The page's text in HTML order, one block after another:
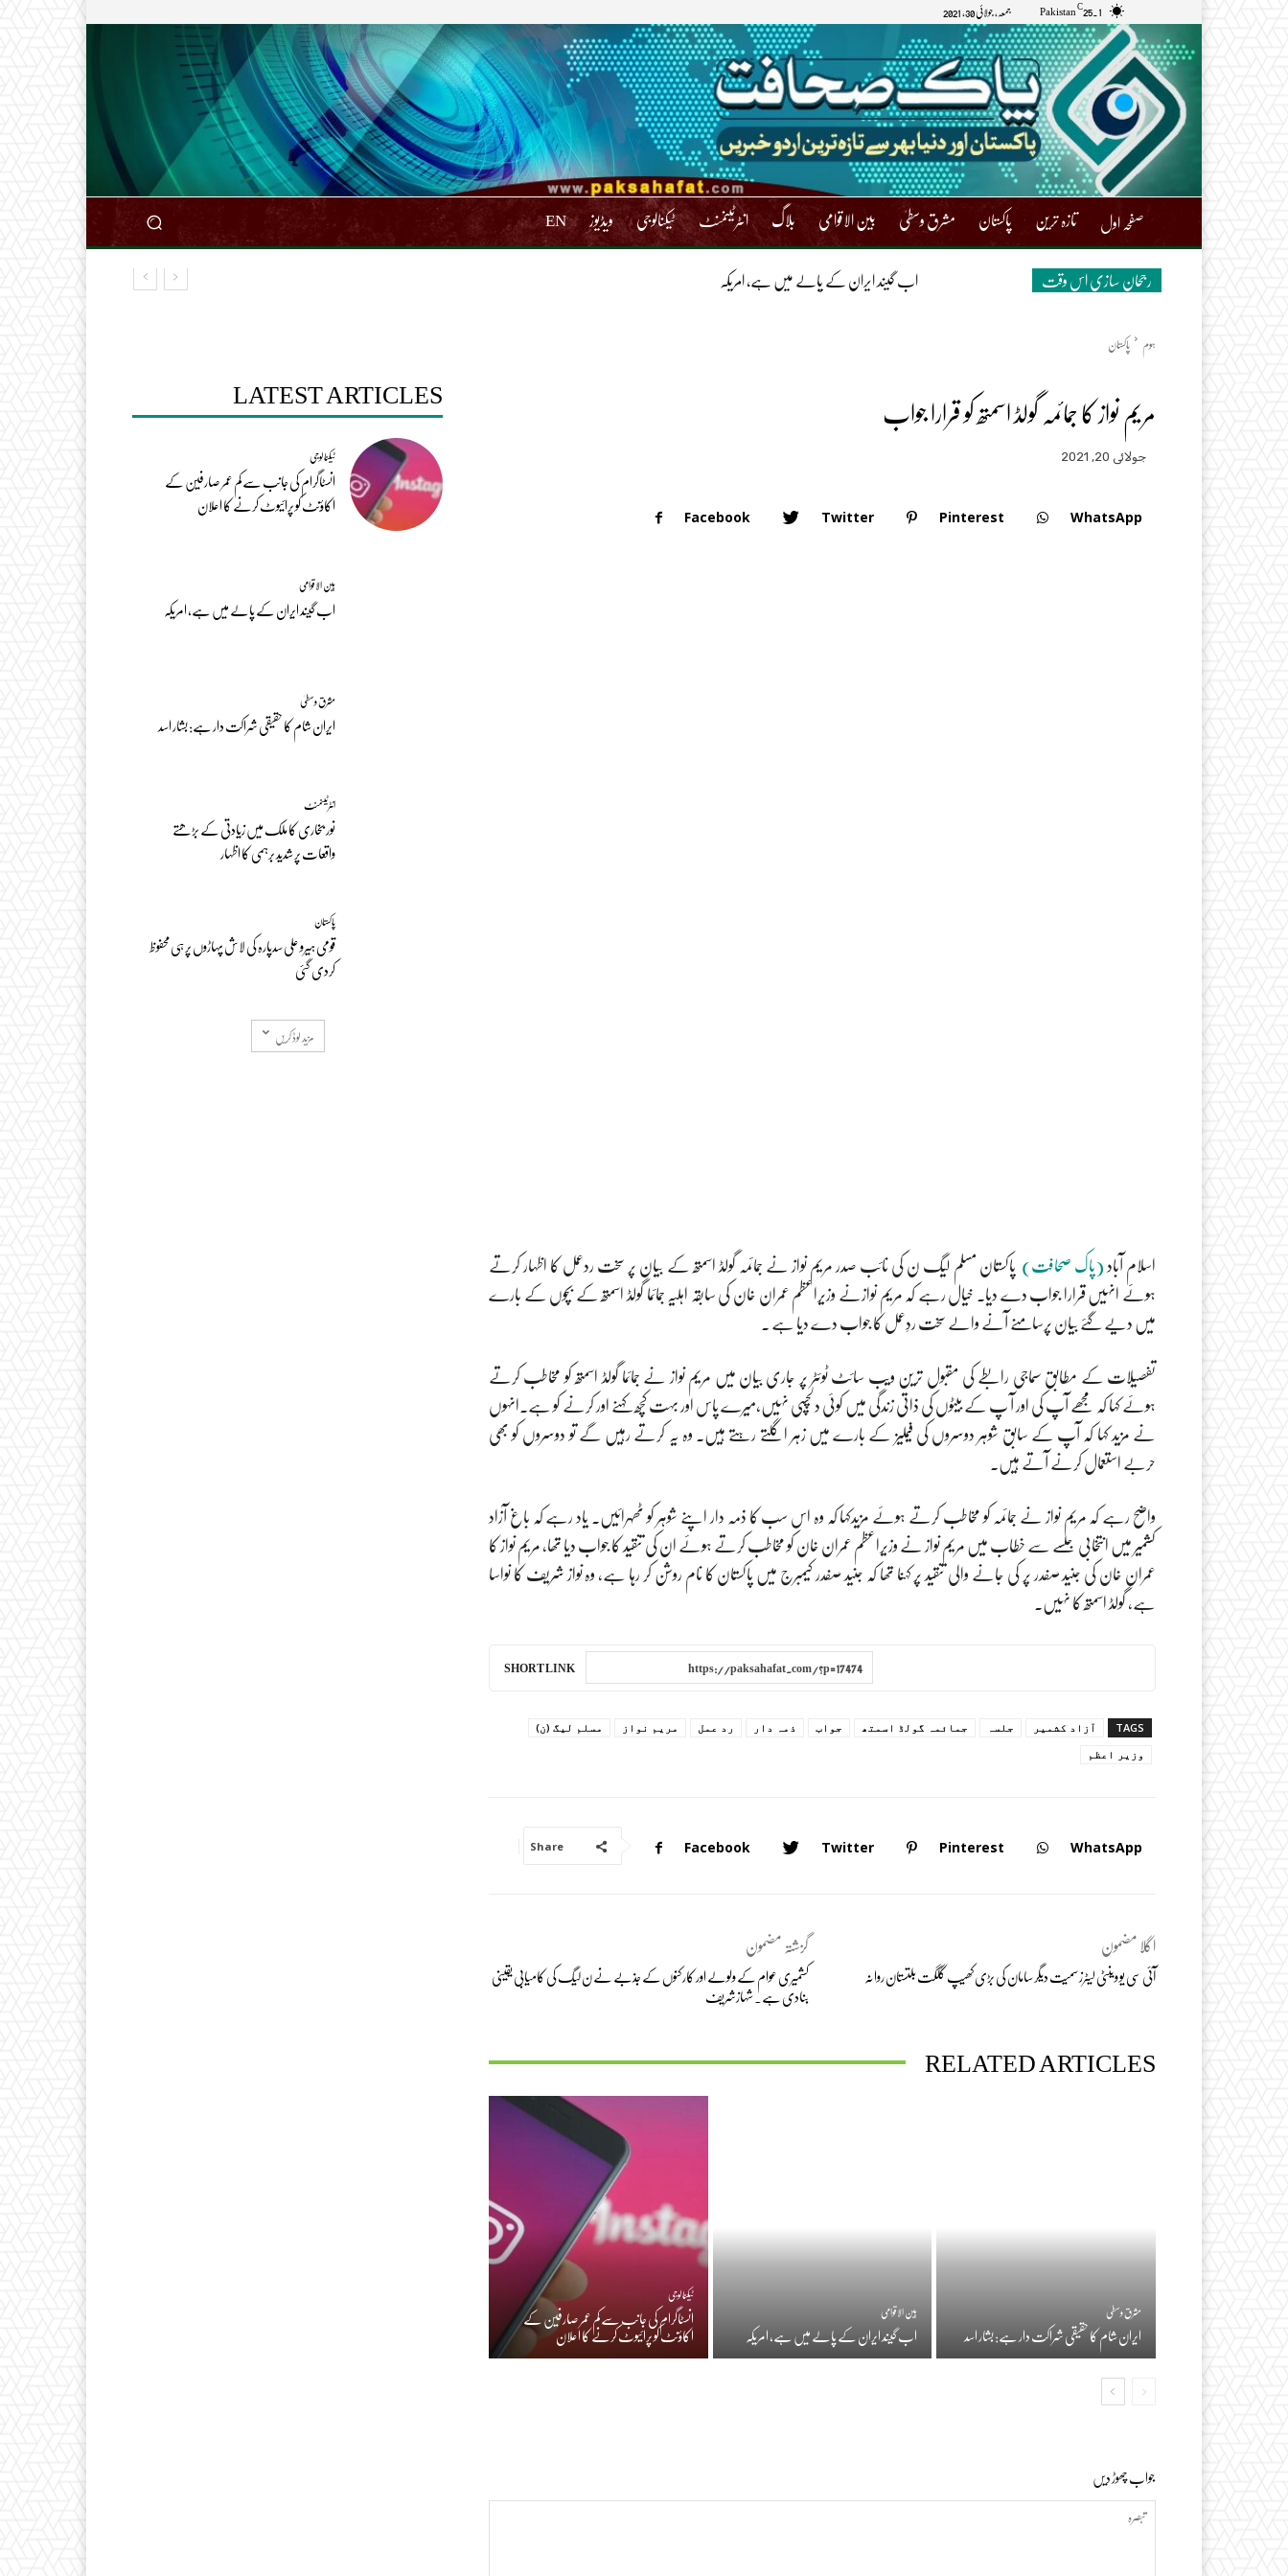
25.1
C
Pakistan جمعہ, جولائی 30, 2021
صفحہ اول تازہ ترین پاکستان مشرق وسطیٰ بین الاقوامی بلاگ انٹرٹینمنٹ ٹیکنالوجی ویڈیوز EN
رجحان سازی اس وقت
اب گیند ایران کے پالے میں ہے، امریکہ
ہوم پاکستان
مریم نواز کا جمائمہ گولڈ اسمتھ کو قرارا جواب
جولائی 20, 2021
Facebook Twitter Pinterest WhatsApp
اسلام آباد(پاک صحافت)پاکستان مسلم لیگ ن کی نائب صدر مریم نواز نے جمائمہ گولڈ اسمتھ کے بیان پر سخت ردعمل کا اظہار کرتے
ہوئے انہیں قرارا جواب دے دیا۔ خیال رہے کہ مریم نوازنے وزیراعظم عمران خان کی سابقہ اہلیہ جمائما گولڈ اسمتھ کے بچوں کے بارے
میں دیے گئے بیان پرسامنے آنے والے سخت ردِعمل کا جواب دے دیا ہے ۔
تفصیلات کے مطابق سماجی رابطے کی مقبول ترین ویب سائٹ ٹوئٹر پر جاری بیان میں مریم نواز نے جمائما گولڈ اسمتھ کو مخاطب کرتے
ہوئے کہا کہ مجھے آپ کی اور آ پ کے بیٹوں کی ذاتی زندگی میں کوئی دلچسپی نہیں،میرے پاس اور بہت کچھ کہنے اور کرنے کو ہے۔انہوں
نے مزید کہا کہ آپ کے سابق شوہر دوسروں کی فیملیز کے بارے میں زہر اگلتے رہتے ہیں۔ وہ یہ کرتے رہیں گے تو دوسروں کو بھی
حربے استعمال کرنے آتے ہیں۔
واضح رہے کہ مریم نواز نے جمائمہ کو مخاطب کرتے ہوئے مزیدکہا کہ وہ اس سب کا ذمہ دار اپنے شوہر کو ٹھہرائیں۔ یاد رہے کہ باغ آزاد
کشمیر میں انتخابی جلسے سے خطاب میں مریم نواز نے وزیراعظم عمران خان کو مخاطب کرتے ہوئے ان کی تنقید کا جواب دیا تھا، مریم نواز کا
عمران خان کی جنید صفدر پر کی جانے والی تنقید پر کہنا تھا کہ جنید صفدر کیمبرج میں پاکستان کا نام روشن کر رہا ہے، وہ نواز شریف کا نواسا
ہے، گولڈ اسمتھ کا نہیں۔
SHORT LINK
TAGS آزاد کشمیر جلسہ جمائمہ گولڈ اسمتھ جواب ذمہ دار رد عمل مریم نواز
مسلم لیگ (ن)
وزیر اعظم
Share Facebook Twitter Pinterest WhatsApp
گزشتہ مضمون
کشمیری عوام کے ولولے اور کارکنوں کے جذبے نے ن لیگ کی کامیابی یقینی
بنادی ہے۔ شہازشریف
اگلا مضمون
آئی سی یو وینٹی لیٹرز سمیت دیگر سامان کی بڑی کھیپ گلگت بلتستان روانہ
RELATED ARTICLES
ٹیکنالوجی
انسٹاگرام کی جانب سے کم عمر صارفین کے
اکاؤنٹ کو پرائیوٹ کرنے کا اعلان
بین الاقوامی
اب گیند ایران کے پالے میں ہے، امریکہ
مشرق وسطیٰ
ایران شام کا حقیقی شراکت دار ہے: بشار اسد
جواب چھوڑ دیں
LATEST ARTICLES
ٹیکنالوجی
انسٹاگرام کی جانب سے کم عمر صارفین کے
اکاؤنٹ کو پرائیوٹ کرنے کا اعلان
بین الاقوامی
اب گیند ایران کے پالے میں ہے، امریکہ
مشرق وسطیٰ
ایران شام کا حقیقی شراکت دار ہے: بشار اسد
انٹرٹینمنٹ
نور بخاری کا ملک میں زیادتی کے بڑھتے
واقعات پر شدید برہمی کا اظہار
پاکستان
قومی ہیرو علی سدپارہ کی لاش پہاڑوں پر ہی محفوظ
کردی گئی
مزید لوڈ کریں